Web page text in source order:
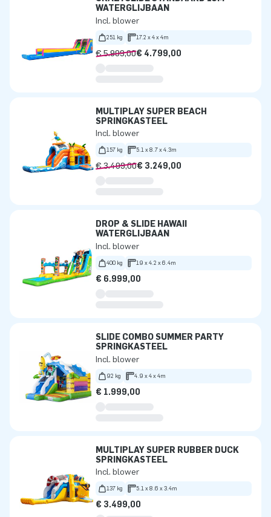
WATERGLIJBAAN
Incl. blower
251 kg 17.2 x 4 x 4m
€ 5.999,00€ 4.799,00
MULTIPLAY SUPER BEACH
SPRINGKASTEEL
Incl. blower
157 kg 5.1 x 8.7 x 4.3m
€ 3.499,00€ 3.249,00
DROP & SLIDE HAWAII
WATERGLIJBAAN
Incl. blower
400 kg 19 x 4.2 x 6.4m
€ 6.999,00
SLIDE COMBO SUMMER PARTY
SPRINGKASTEEL
Incl. blower
92 kg 4.9 x 4 x 4m
€ 1.999,00
MULTIPLAY SUPER RUBBER DUCK
SPRINGKASTEEL
Incl. blower
137 kg 5.1 x 8.6 x 3.4m
€ 3.499,00